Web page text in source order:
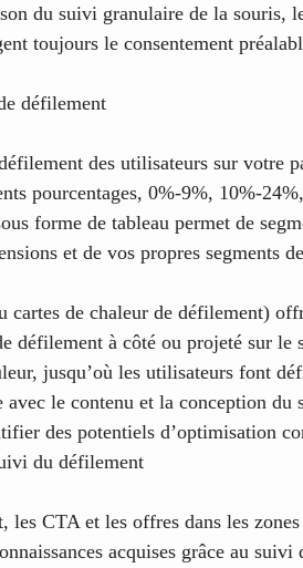
du suivi granulaire de la souris,
toujours le consentement
défilement
des utilisateurs sur votre
pourcentages, 0%-9%, 10%-
forme de tableau permet de
et de vos propres segments
cartes de chaleur de défilement)
défilement à côté ou projeté sur le
jusqu’où les utilisateurs font
avec le contenu et la conception du
des potentiels d’optimisation
du défilement
les CTA et les offres dans les
acquises grâce au